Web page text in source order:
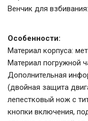
Венчик для
Особенности:
Материал корпуса:
Материал погружной
Дополнительная
(двойная защита
лепестковый нож с
кнопки включения,